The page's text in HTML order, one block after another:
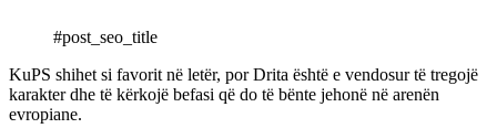
#post_seo_title
KuPS shihet si favorit në letër, por Drita është e vendosur të tregojë
karakter dhe të kërkojë befasi që do të bënte jehonë në arenën
evropiane.